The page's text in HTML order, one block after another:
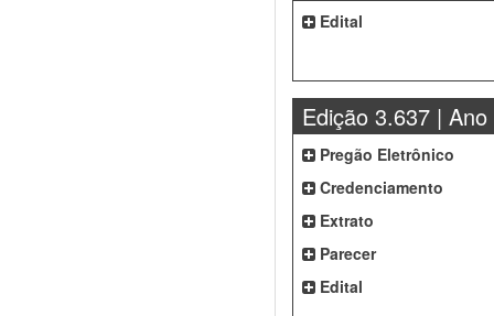
Edital
Edição 3.637 | Ano
Pregão Eletrônico
Credenciamento
Extrato
Parecer
Edital